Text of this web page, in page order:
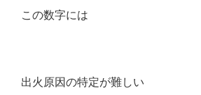
この数字には
出火原因の特定が難しい